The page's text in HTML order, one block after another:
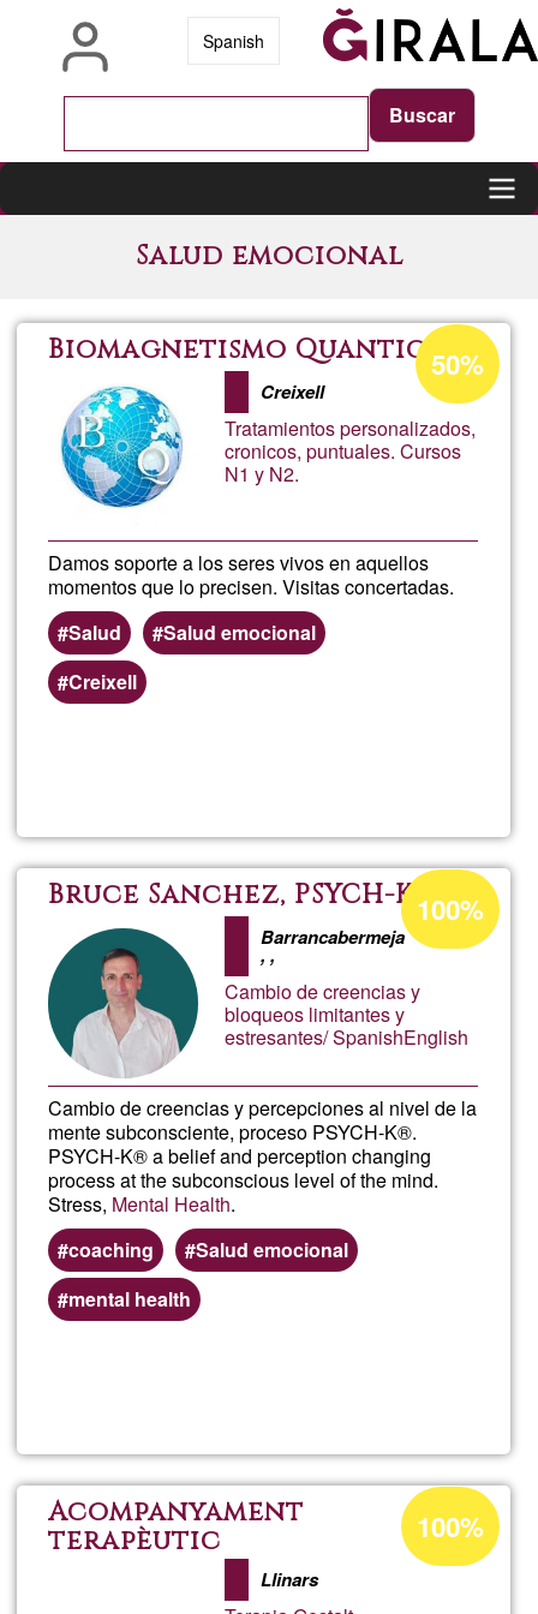
Spanish
navigation
Salud emocional
Biomagnetismo Quantico
Creixell
Tratamientos personalizados,
cronicos, puntuales. Cursos
N1 y N2.
Damos soporte a los seres vivos en aquellos
momentos que lo precisen. Visitas concertadas.
Salud
Salud emocional
Creixell
Acceptance
percentage
Ğ1
50%
Bruce Sanchez, PSYCH-K®
Barrancabermeja
,,
Cambio de creencias y
bloqueos limitantes y
estresantes/ SpanishEnglish
Cambio de creencias y percepciones al nivel de la
mente subconsciente, proceso PSYCH-K®.
PSYCH-K® a belief and perception changing
process at the subconscious level of the mind.
Stress, Mental Health.
coaching
Salud emocional
mental health
Acceptance
percentage
of
Ğ1
100%
Acompanyament
terapèutic
Llinars
Acceptance
percentage
100%